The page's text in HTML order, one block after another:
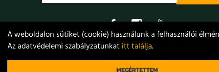
Adatvédelem Jogi nyilatkozat Projektek
A weboldalon sütiket (cookie) használunk a felhasználói
Az adatvédelemi szabályzatunkatitt találja.
MEGÉRTETTEM